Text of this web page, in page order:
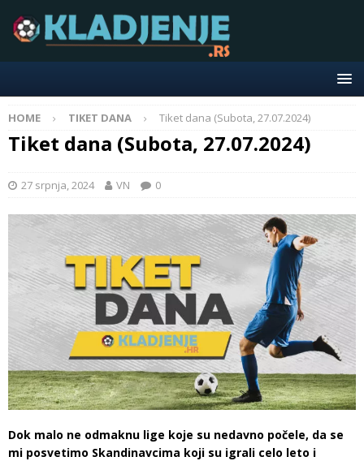
HOME TIKET DANA Tiket dana (Subota, 27.07.2024)
Tiket dana (Subota, 27.07.2024)
27 srpnja, 2024 VN 0
Dok malo ne odmaknu lige koje su nedavno počele, da se
mi posvetimo Skandinavcima koji su igrali celo leto i